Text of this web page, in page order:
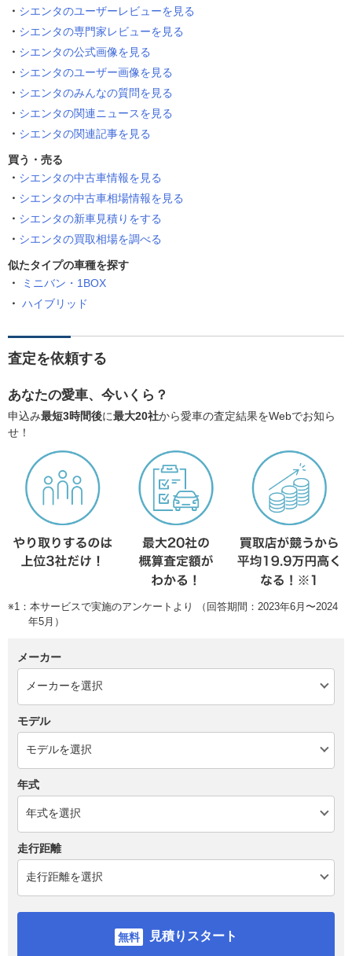
シエンタのユーザーレビューを見る
シエンタの専門家レビューを見る
シエンタの公式画像を見る
シエンタのユーザー画像を見る
シエンタのみんなの質問を見る
シエンタの関連ニュースを見る
シエンタの関連記事を見る
買う・売る
シエンタの中古車情報を見る
シエンタの中古車相場情報を見る
シエンタの新車見積りをする
シエンタの買取相場を調べる
似たタイプの車種を探す
ミニバン・1BOX
ハイブリッド
査定を依頼する
あなたの愛車、今いくら？
申込み最短3時間後に最大20社から愛車の査定結果をWebでお知ら
せ！
※1：本サービスで実施のアンケートより （回答期間：2023年6月〜2024
年5月）
メーカー
モデル
年式
走行距離
見積りスタート